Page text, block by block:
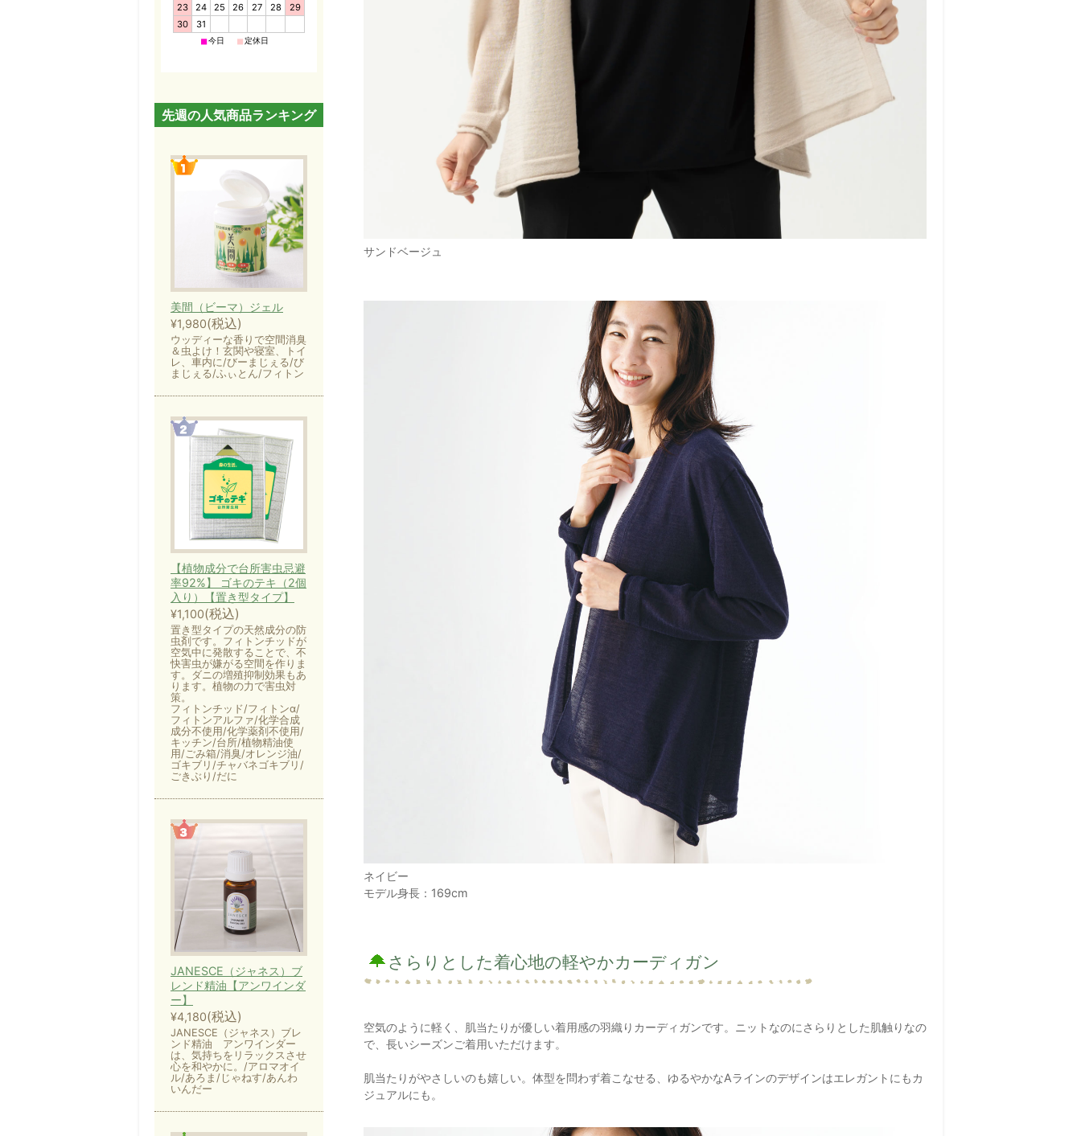
サンドベージュ
ネイビー
モデル身長：169cm
さらりとした着心地の軽やかカーディガン
空気のように軽く、肌当たりが優しい着用感の羽織りカーディガンです。ニットなのにさらりとした肌触りなの
で、長いシーズンご着用いただけます。
肌当たりがやさしいのも嬉しい。体型を問わず着こなせる、ゆるやかなAラインのデザインはエレガントにもカ
ジュアルにも。
23
24 25 26 27 28
29
30
31
■今日 ■定休日
先週の人気商品ランキング
美間（ビーマ）ジェル
¥1,980(税込)
ウッディーな香りで空間消臭
＆虫よけ！玄関や寝室、トイ
レ、車内に/びーまじぇる/び
まじぇる/ふぃとん/フィトン
【植物成分で台所害虫忌避
率92%】 ゴキのテキ（2個
入り）【置き型タイプ】
¥1,100(税込)
置き型タイプの天然成分の防
虫剤です。フィトンチッドが
空気中に発散することで、不
快害虫が嫌がる空間を作りま
す。ダニの増殖抑制効果もあ
ります。植物の力で害虫対
策。
フィトンチッド/フィトンα/
フィトンアルファ/化学合成
成分不使用/化学薬剤不使用/
キッチン/台所/植物精油使
用/ごみ箱/消臭/オレンジ油/
ゴキブリ/チャバネゴキブリ/
ごきぶり/だに
JANESCE（ジャネス）ブ
レンド精油【アンワインダ
ー】
¥4,180(税込)
JANESCE（ジャネス）ブレ
ンド精油 アンワインダー
は、気持ちをリラックスさせ
心を和やかに。/アロマオイ
ル/あろま/じゃねす/あんわ
いんだー